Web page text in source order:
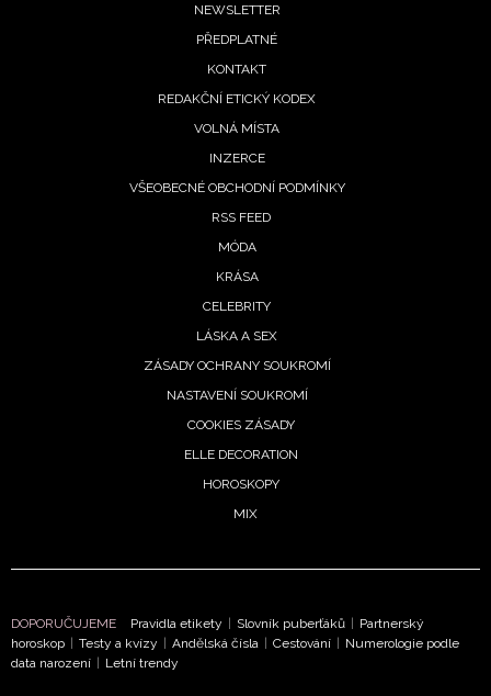
NEWSLETTER
PŘEDPLATNÉ
KONTAKT
REDAKČNÍ ETICKÝ KODEX
VOLNÁ MÍSTA
INZERCE
VŠEOBECNÉ OBCHODNÍ PODMÍNKY
RSS FEED
MÓDA
KRÁSA
CELEBRITY
LÁSKA A SEX
ZÁSADY OCHRANY SOUKROMÍ
NASTAVENÍ SOUKROMÍ
COOKIES ZÁSADY
ELLE DECORATION
HOROSKOPY
MIX
DOPORUČUJEME Pravidla etikety Slovník puberťáků
Partnerský
horoskop
Testy a kvízy Andělská čísla Cestování
Numerologie podle
data narození
Letní trendy